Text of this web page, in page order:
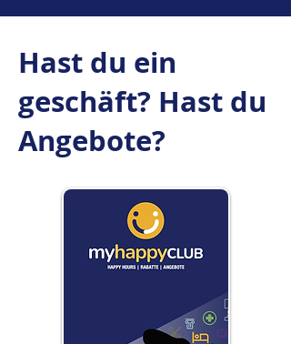
Hast du ein
geschäft? Hast du
Angebote?